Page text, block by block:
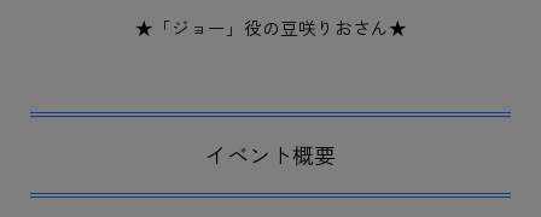
★「ジョー」役の豆咲りおさん★
イベント概要